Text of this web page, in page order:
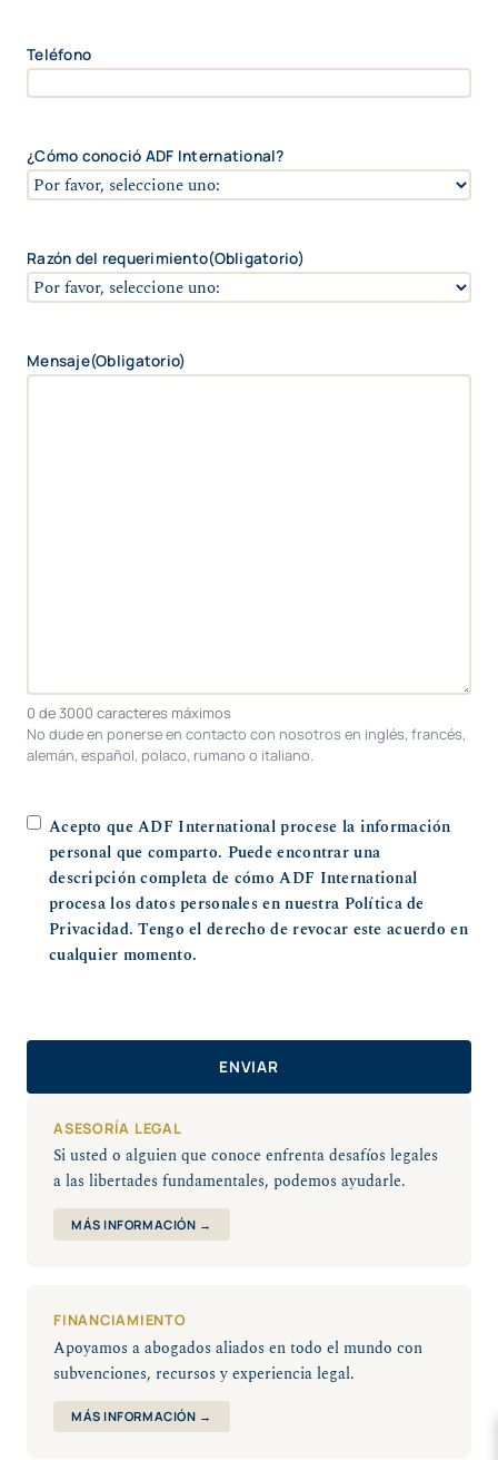
i
g
o
s
í
s
Teléfono
¿Cómo conoció ADF International?
Razón del requerimiento(Obligatorio)
Mensaje(Obligatorio)
0 de 3000 caracteres máximos
No dude en ponerse en contacto con nosotros en inglés, francés,
alemán, español, polaco, rumano o italiano.
(
i
)
Acepto que ADF International procese la información
personal que comparto. Puede encontrar una
descripción completa de cómo ADF International
procesa los datos personales en nuestra Política de
Privacidad. Tengo el derecho de revocar este acuerdo en
cualquier momento.
ASESORÍA LEGAL
Si usted o alguien que conoce enfrenta desafíos legales
a las libertades fundamentales, podemos ayudarle.
MÁS INFORMACIÓN →
FINANCIAMIENTO
Apoyamos a abogados aliados en todo el mundo con
subvenciones, recursos y experiencia legal.
MÁS INFORMACIÓN →